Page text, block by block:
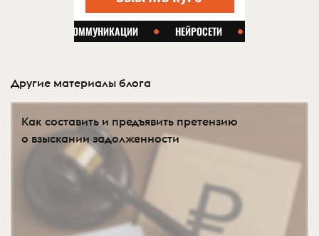
Другие материалы блога
Как составить и предъявить претензию
о взыскании задолженности